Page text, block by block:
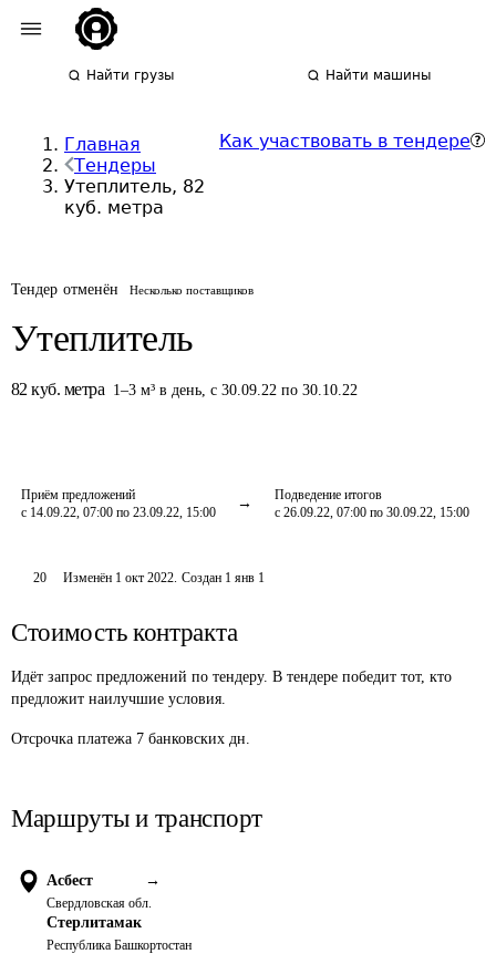
Найти грузы Найти машины
Главная
Тендеры
Утеплитель, 82
куб. метра
Как участвовать в тендере
Тендер отменён Несколько поставщиков
Утеплитель
82 куб. метра 1–3 м³ в день,с 30.09.22 по 30.10.22
Приём предложений
с 14.09.22, 07:00 по 23.09.22, 15:00
Подведение итогов
с 26.09.22, 07:00 по 30.09.22, 15:00
20 Изменён 1 окт 2022. Создан 1 янв 1
Стоимость контракта
Идёт запрос предложений по тендеру. В тендере победит тот, кто
предложит наилучшие условия.
Отсрочка платежа 7 банковских дн.
Маршруты и транспорт
Асбест →
Свердловская обл.
Стерлитамак
Республика Башкортостан